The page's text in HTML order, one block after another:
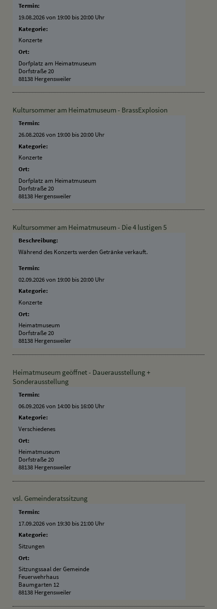
Termin:
19.08.2026 von 19:00 bis 20:00 Uhr
Kategorie:
Konzerte
Ort:
Dorfplatz am Heimatmuseum
Dorfstraße 20
88138 Hergensweiler
Kultursommer am Heimatmuseum - BrassExplosion
Termin:
26.08.2026 von 19:00 bis 20:00 Uhr
Kategorie:
Konzerte
Ort:
Dorfplatz am Heimatmuseum
Dorfstraße 20
88138 Hergensweiler
Kultursommer am Heimatmuseum - Die 4 lustigen 5
Beschreibung:
Während des Konzerts werden Getränke verkauft.
Termin:
02.09.2026 von 19:00 bis 20:00 Uhr
Kategorie:
Konzerte
Ort:
Heimatmuseum
Dorfstraße 20
88138 Hergensweiler
Heimatmuseum geöffnet - Dauerausstellung +
Sonderausstellung
Termin:
06.09.2026 von 14:00 bis 16:00 Uhr
Kategorie:
Verschiedenes
Ort:
Heimatmuseum
Dorfstraße 20
88138 Hergensweiler
vsl. Gemeinderatssitzung
Termin:
17.09.2026 von 19:30 bis 21:00 Uhr
Kategorie:
Sitzungen
Ort:
Sitzungssaal der Gemeinde
Feuerwehrhaus
Baumgarten 12
88138 Hergensweiler